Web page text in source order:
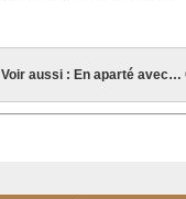
Voir aussi : En aparté avec…